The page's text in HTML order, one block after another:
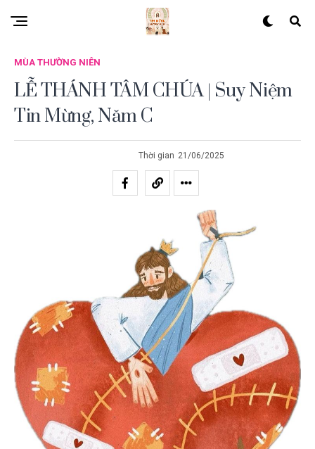
MÙA THƯỜNG NIÊN
LỄ THÁNH TÂM CHÚA | Suy Niệm
Tin Mừng, Năm C
Thời gian 21/06/2025